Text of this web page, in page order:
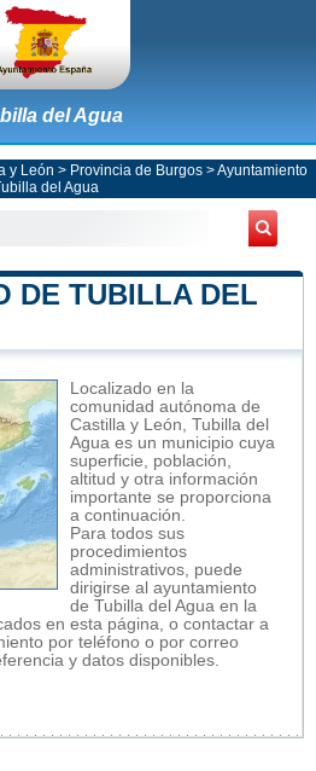
del Agua
y León > Provincia de Burgos>Ayuntamiento
del Agua
DE TUBILLA DEL
Localizado en la
comunidad autónoma de
Castilla y León, Tubilla del
Agua es un municipio cuya
superficie, población,
altitud y otra información
importante se proporciona
a continuación.
Para todos sus
procedimientos
administrativos, puede
dirigirse al ayuntamiento
de Tubilla del Agua en la
en esta página, o contactar a
por teléfono o por correo
y datos disponibles.